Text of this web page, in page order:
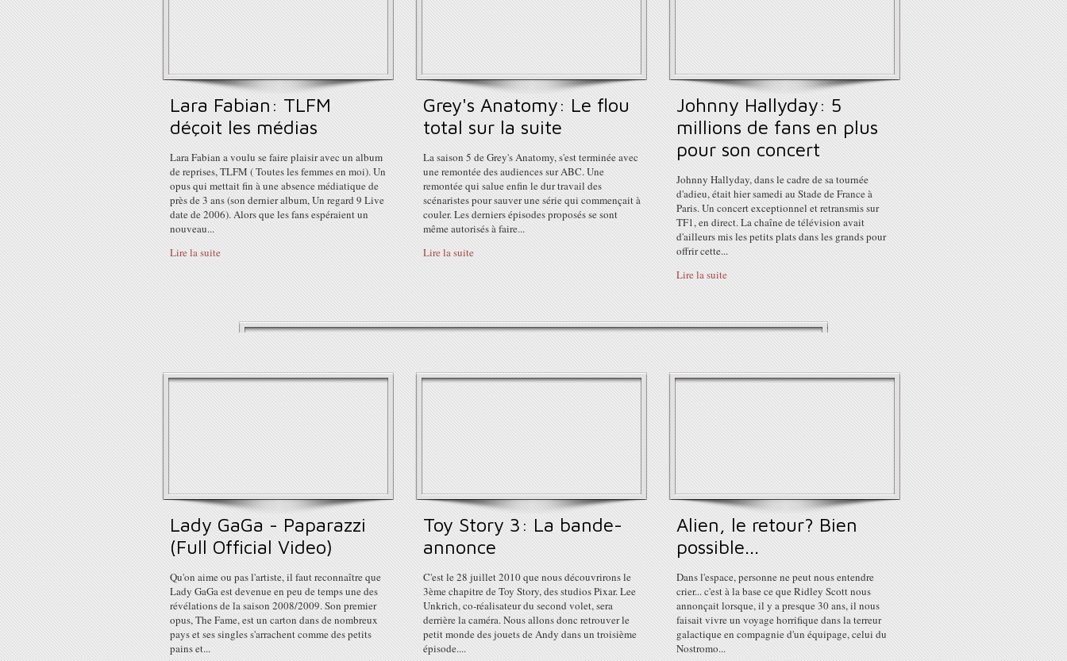
Lara Fabian: TLFM
déçoit les médias
Lara Fabian a voulu se faire plaisir avec un album
de reprises, TLFM ( Toutes les femmes en moi). Un
opus qui mettait fin à une absence médiatique de
près de 3 ans (son dernier album, Un regard 9 Live
date de 2006). Alors que les fans espéraient un
nouveau...
Lire la suite
Grey's Anatomy: Le flou
total sur la suite
La saison 5 de Grey's Anatomy, s'est terminée avec
une remontée des audiences sur ABC. Une
remontée qui salue enfin le dur travail des
scénaristes pour sauver une série qui commençait à
couler. Les derniers épisodes proposés se sont
même autorisés à faire...
Lire la suite
Johnny Hallyday: 5
millions de fans en plus
pour son concert
Johnny Hallyday, dans le cadre de sa tournée
d'adieu, était hier samedi au Stade de France à
Paris. Un concert exceptionnel et retransmis sur
TF1, en direct. La chaîne de télévision avait
d'ailleurs mis les petits plats dans les grands pour
offrir cette...
Lire la suite
Lady GaGa - Paparazzi
(Full Official Video)
Qu'on aime ou pas l'artiste, il faut reconnaître que
Lady GaGa est devenue en peu de temps une des
révélations de la saison 2008/2009. Son premier
opus, The Fame, est un carton dans de nombreux
pays et ses singles s'arrachent comme des petits
pains et...
Toy Story 3: La bande-
annonce
C'est le 28 juillet 2010 que nous découvrirons le
3ème chapitre de Toy Story, des studios Pixar. Lee
Unkrich, co-réalisateur du second volet, sera
derrière la caméra. Nous allons donc retrouver le
petit monde des jouets de Andy dans un troisième
épisode....
Alien, le retour? Bien
possible...
Dans l'espace, personne ne peut nous entendre
crier... c'est à la base ce que Ridley Scott nous
annonçait lorsque, il y a presque 30 ans, il nous
faisait vivre un voyage horrifique dans la terreur
galactique en compagnie d'un équipage, celui du
Nostromo...